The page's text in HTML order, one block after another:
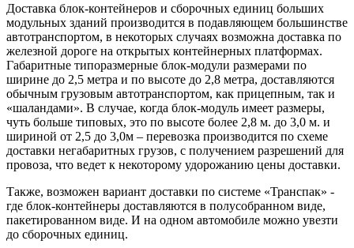
Доставка блок-контейнеров и сборочных единиц больших
модульных зданий производится в подавляющем большинстве
автотранспортом, в некоторых случаях возможна доставка по
железной дороге на открытых контейнерных платформах.
Габаритные типоразмерные блок-модули размерами по
ширине до 2,5 метра и по высоте до 2,8 метра, доставляются
обычным грузовым автотранспортом, как прицепным, так и
«шаландами». В случае, когда блок-модуль имеет размеры,
чуть больше типовых, это по высоте более 2,8 м. до 3,0 м. и
шириной от 2,5 до 3,0м – перевозка производится по схеме
доставки негабаритных грузов, с получением разрешений для
провоза, что ведет к некоторому удорожанию цены доставки.
Также, возможен вариант доставки по системе «Транспак» -
где блок-контейнеры доставляются в полусобранном виде,
пакетированном виде. И на одном автомобиле можно увезти
до сборочных единиц.